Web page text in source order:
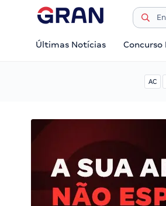
Últimas Notícias Concurso
AC